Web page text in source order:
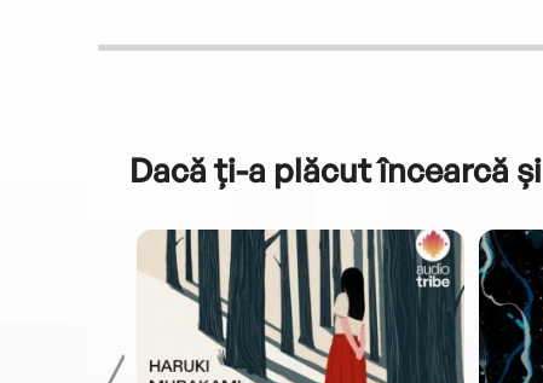
Dacă ți-a plăcut încearcă și